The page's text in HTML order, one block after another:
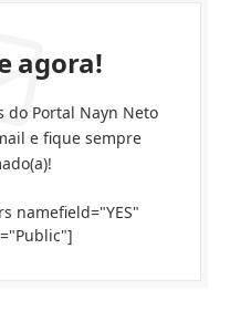
agora!
do Portal Nayn Neto
e fique sempre
namefield="YES"